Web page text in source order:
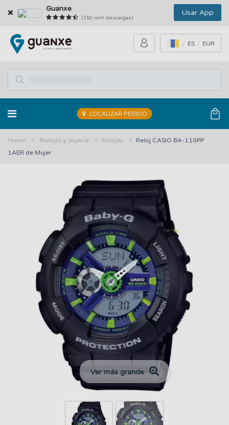
Guanxe
(150 mil+ descargas)
Usar App
ES EUR
LOCALIZAR PEDIDO
Home Relojes y Joyería Relojes
Reloj CASIO BA-110PP
1AER de Mujer
Ver más grande